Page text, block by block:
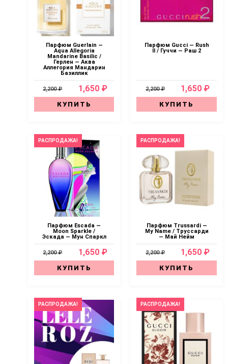
Парфюм Guerlain —
Aqua Allegoria
Mandarine Basilic /
Герлен — Аква
Аллегория Мандарин
Базиллик
2,200 ₽ 1,650 ₽
КУПИТЬ
Парфюм Gucci — Rush
II / Гуччи — Раш 2
2,200 ₽ 1,650 ₽
КУПИТЬ
РАСПРОДАЖА!
Парфюм Escada —
Moon Sparkle /
Эскада — Мун Спаркл
2,200 ₽ 1,650 ₽
КУПИТЬ
РАСПРОДАЖА!
Парфюм Trussardi —
My Name / Труссарди
— Май Нейм
2,200 ₽ 1,650 ₽
КУПИТЬ
РАСПРОДАЖА! РАСПРОДАЖА!